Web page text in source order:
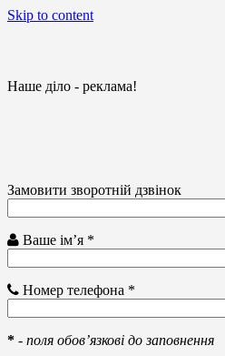
Skip to content
Наше діло - реклама!
Замовити зворотній дзвінок
Ваше ім’я *
Номер телефона *
* - поля обов’язкові до заповнення